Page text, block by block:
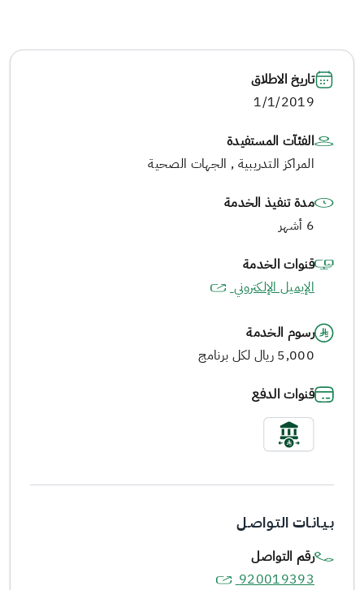
تاريخ الاطلاق
1/1/2019
الفئآت المستفيدة
المراكز التدريبية , الجهات الصحية
مدة تنفيذ الخدمة
6 أشهر
قنوات الخدمة
الإيميل الإلكتروني
رسوم الخدمة
5,000 ريال لكل برنامج
قنوات الدفع
بـيـانـات التـواصـل
رقم التواصل
920019393